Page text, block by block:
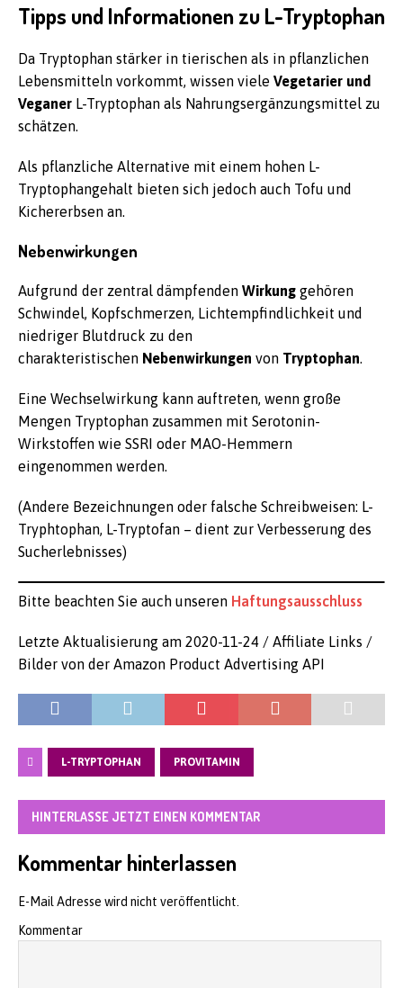
Tipps und Informationen zu L-Tryptophan
Da Tryptophan stärker in tierischen als in pflanzlichen
Lebensmitteln vorkommt, wissen viele Vegetarier und
Veganer L-Tryptophan als Nahrungsergänzungsmittel zu
schätzen.
Als pflanzliche Alternative mit einem hohen L-
Tryptophangehalt bieten sich jedoch auch Tofu und
Kichererbsen an.
Nebenwirkungen
Aufgrund der zentral dämpfenden Wirkung gehören
Schwindel, Kopfschmerzen, Lichtempfindlichkeit und
niedriger Blutdruck zu den
charakteristischen Nebenwirkungen von Tryptophan.
Eine Wechselwirkung kann auftreten, wenn große
Mengen Tryptophan zusammen mit Serotonin-
Wirkstoffen wie SSRI oder MAO-Hemmern
eingenommen werden.
(Andere Bezeichnungen oder falsche Schreibweisen: L-
Tryphtophan, L-Tryptofan – dient zur Verbesserung des
Sucherlebnisses)
Bitte beachten Sie auch unseren Haftungsausschluss
Letzte Aktualisierung am 2020-11-24 / Affiliate Links /
Bilder von der Amazon Product Advertising API
L-TRYPTOPHAN PROVITAMIN
HINTERLASSE JETZT EINEN KOMMENTAR
Kommentar hinterlassen
E-Mail Adresse wird nicht veröffentlicht.
Kommentar